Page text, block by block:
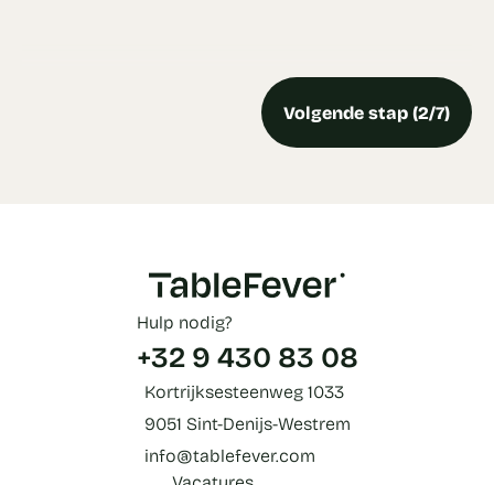
Volgende stap (2/7)
Hulp nodig?
+32 9 430 83 08
Kortrijksesteenweg 1033
9051 Sint-Denijs-Westrem
info@tablefever.com